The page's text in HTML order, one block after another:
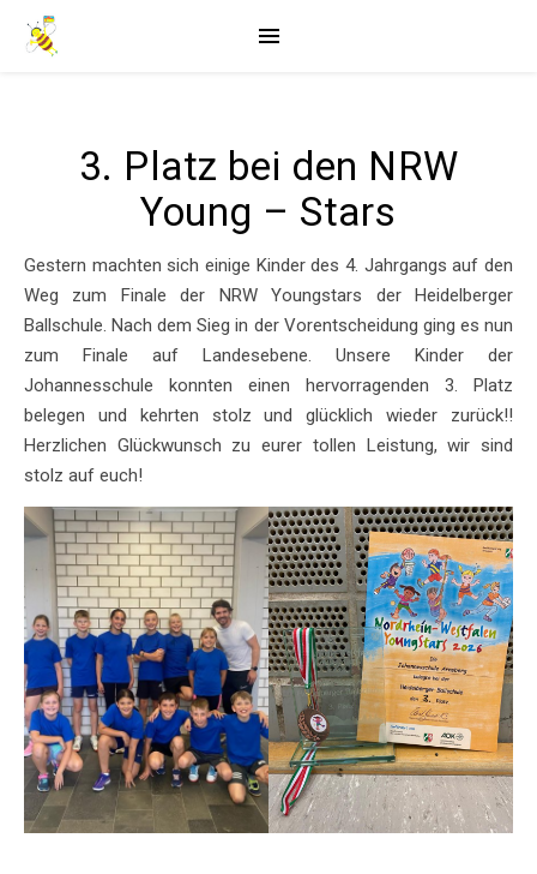
3. Platz bei den NRW
Young – Stars
Gestern machten sich einige Kinder des 4. Jahrgangs auf den
Weg zum Finale der NRW Youngstars der Heidelberger
Ballschule. Nach dem Sieg in der Vorentscheidung ging es nun
zum Finale auf Landesebene. Unsere Kinder der
Johannesschule konnten einen hervorragenden 3. Platz
belegen und kehrten stolz und glücklich wieder zurück!!
Herzlichen Glückwunsch zu eurer tollen Leistung, wir sind
stolz auf euch!